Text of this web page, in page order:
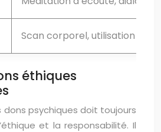
Scan corporel, utilisation du
éthiques
dons psychiques doit toujours
et la responsabilité. Il